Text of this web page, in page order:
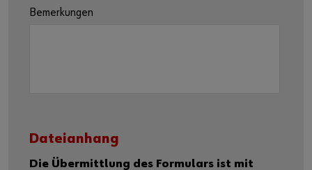
Bemerkungen
Dateianhang
Die Übermittlung des Formulars ist mit